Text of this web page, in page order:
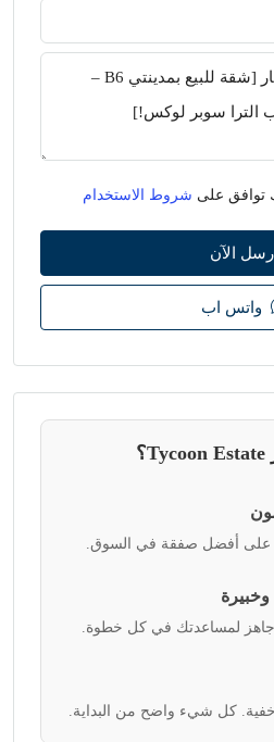
توافق على شروط الاستخدام
الآن
واتس اب
أفضل صفقة في السوق.
وخبيرة
جاهز لمساعدتك في كل خطوة.
كل شيء واضح من البداية.